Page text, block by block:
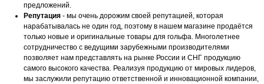
предложений.
Репутация - мы очень дорожим своей репутацией, которая
нарабатывалась не один год, поэтому в нашем магазине продаётся
только новые и оригинальные товары для гольфа. Многолетнее
сотрудничество с ведущими зарубежными производителями
позволяет нам представлять на рынке России и СНГ продукцию
самого высокого качества. Реализуя продукцию от мировых лидеров,
мы заслужили репутацию ответственной и инновационной компании,